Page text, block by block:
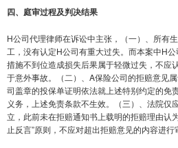
四、庭审过程及判决结果
H公司代理律师在诉讼中主张，（一）、所有
工，没有认定H公司有重大过失。而本案中H
措施不到位造成损失后果属于轻微过失，不应
于意外事故。（二）、A保险公司的拒赔意见
司盖章的投保单证明依法就上述特别约定的免
义务，上述免责条款不生效。（三）、法院仅
立，此前未在拒赔通知书上载明的拒赔理由认
止反言”原则，不应对超出拒赔意见的内容进行